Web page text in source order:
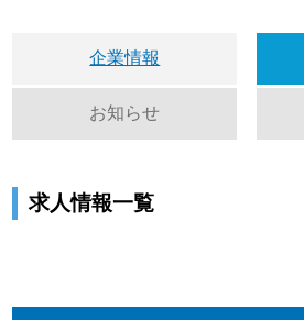
企業情報
お知らせ
求人情報一覧